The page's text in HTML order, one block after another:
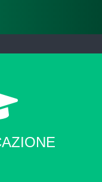
fine corso.